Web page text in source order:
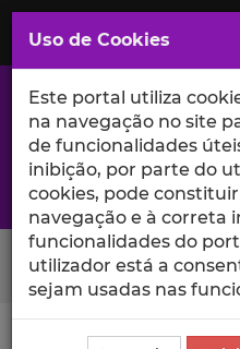
Saltar
para
Conteúdo
Principal
A excelência da
Search Button
Uso de Cookies
Este portal utiliza
na navegação no site
de funcionalidades
inibição, por parte do
cookies, pode
navegação e à correta
funcionalidades do
utilizador está a
sejam usadas nas